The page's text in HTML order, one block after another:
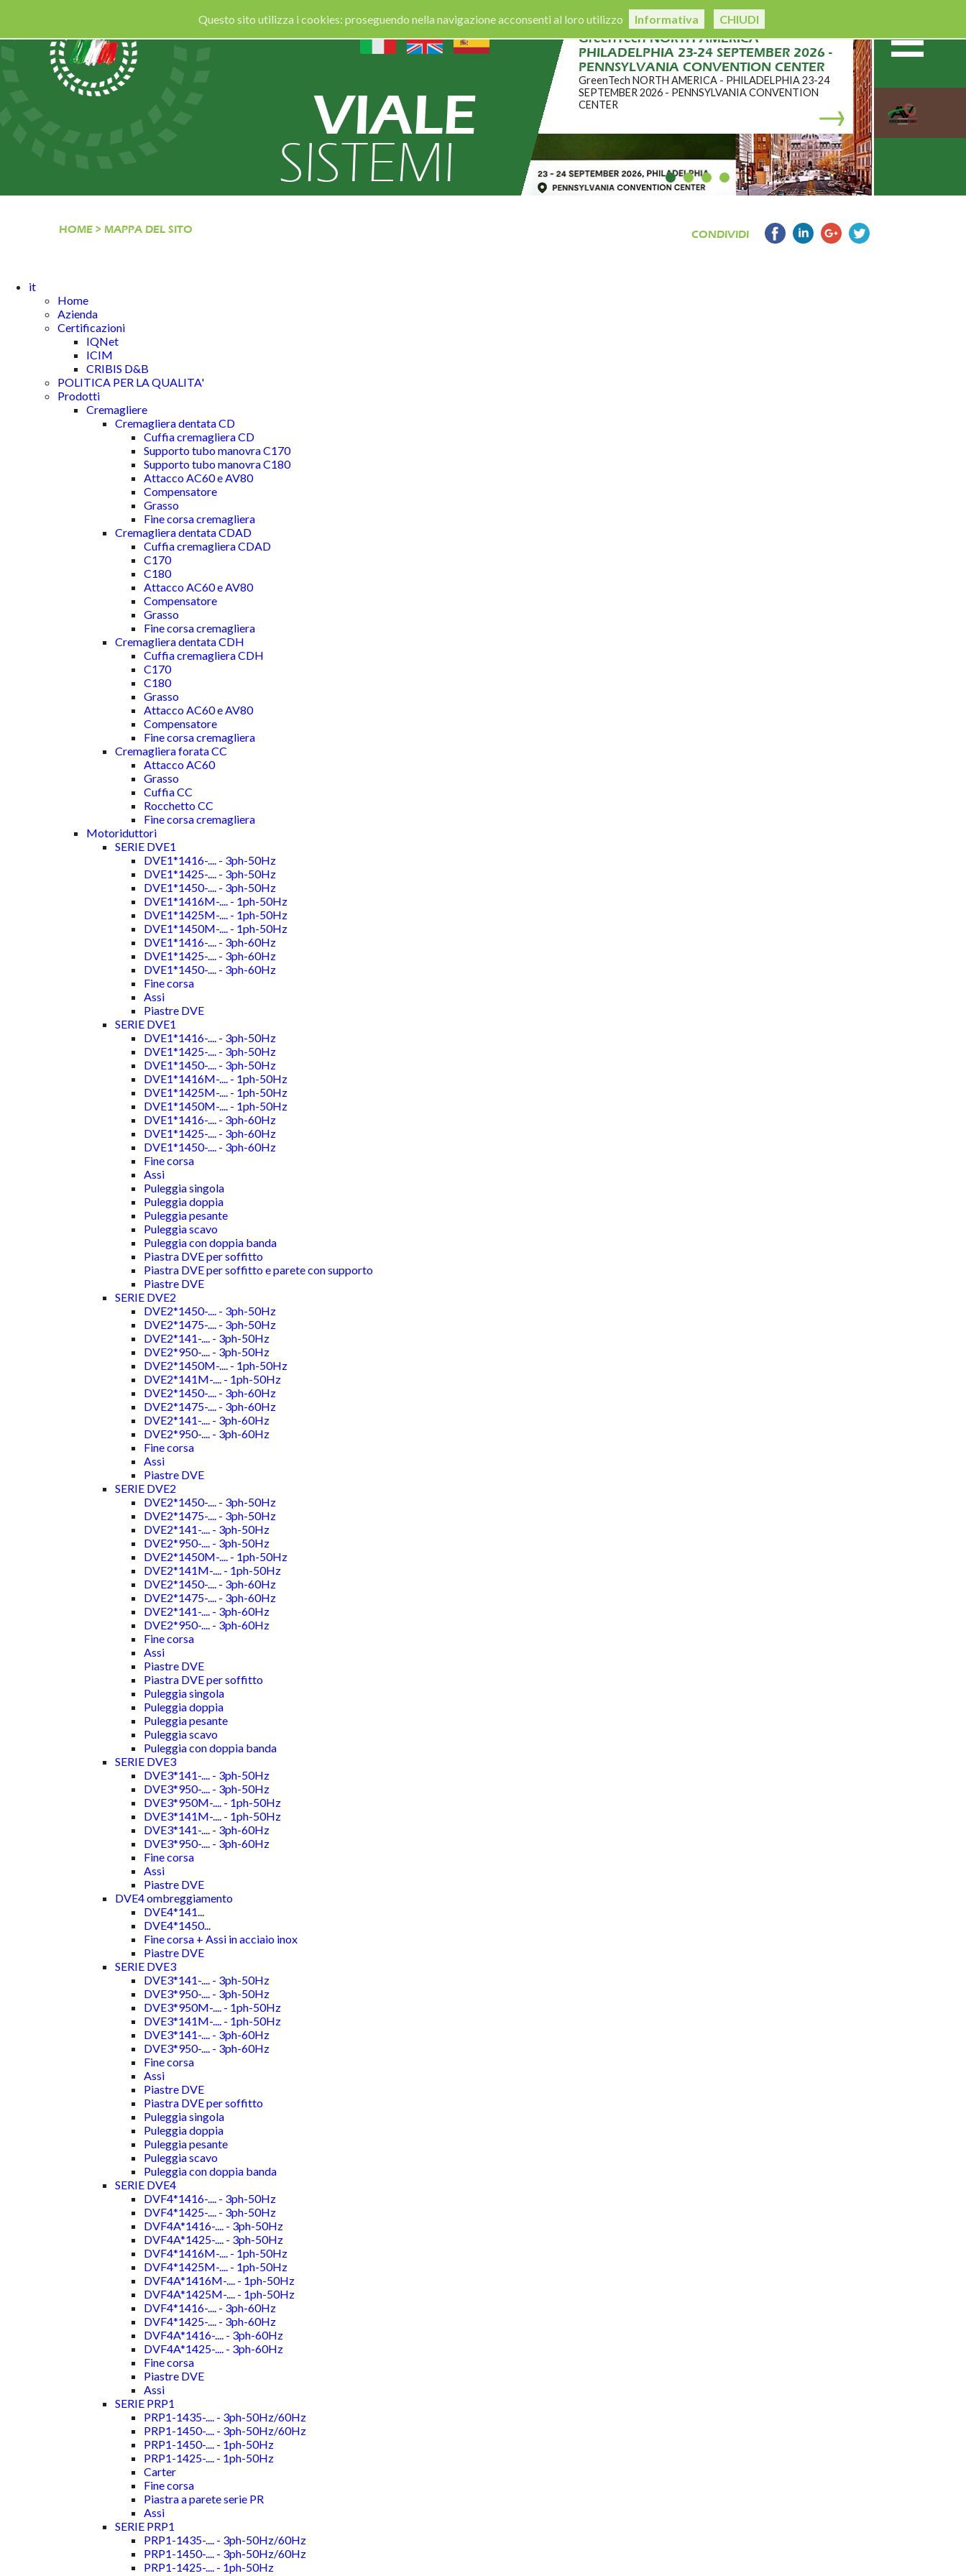
Questo sito utilizza i cookies: proseguendo nella navigazione acconsenti al loro utilizzo Informativa CHIUDI
VIALE
SISTEMI
GreenTech NORTH AMERICA -
PHILADELPHIA 23-24 SEPTEMBER 2026 -
PENNSYLVANIA CONVENTION CENTER
GreenTech NORTH AMERICA - PHILADELPHIA 23-24
SEPTEMBER 2026 - PENNSYLVANIA CONVENTION
CENTER
HOME > MAPPA DEL SITO CONDIVIDI
it
Home
Azienda
Certificazioni
IQNet
ICIM
CRIBIS D&B
POLITICA PER LA QUALITA'
Prodotti
Cremagliere
Cremagliera dentata CD
Cuffia cremagliera CD
Supporto tubo manovra C170
Supporto tubo manovra C180
Attacco AC60 e AV80
Compensatore
Grasso
Fine corsa cremagliera
Cremagliera dentata CDAD
Cuffia cremagliera CDAD
C170
C180
Attacco AC60 e AV80
Compensatore
Grasso
Fine corsa cremagliera
Cremagliera dentata CDH
Cuffia cremagliera CDH
C170
C180
Grasso
Attacco AC60 e AV80
Compensatore
Fine corsa cremagliera
Cremagliera forata CC
Attacco AC60
Grasso
Cuffia CC
Rocchetto CC
Fine corsa cremagliera
Motoriduttori
SERIE DVE1
DVE1*1416-.... - 3ph-50Hz
DVE1*1425-.... - 3ph-50Hz
DVE1*1450-.... - 3ph-50Hz
DVE1*1416M-.... - 1ph-50Hz
DVE1*1425M-.... - 1ph-50Hz
DVE1*1450M-.... - 1ph-50Hz
DVE1*1416-.... - 3ph-60Hz
DVE1*1425-.... - 3ph-60Hz
DVE1*1450-.... - 3ph-60Hz
Fine corsa
Assi
Piastre DVE
SERIE DVE1
DVE1*1416-.... - 3ph-50Hz
DVE1*1425-.... - 3ph-50Hz
DVE1*1450-.... - 3ph-50Hz
DVE1*1416M-.... - 1ph-50Hz
DVE1*1425M-.... - 1ph-50Hz
DVE1*1450M-.... - 1ph-50Hz
DVE1*1416-.... - 3ph-60Hz
DVE1*1425-.... - 3ph-60Hz
DVE1*1450-.... - 3ph-60Hz
Fine corsa
Assi
Puleggia singola
Puleggia doppia
Puleggia pesante
Puleggia scavo
Puleggia con doppia banda
Piastra DVE per soffitto
Piastra DVE per soffitto e parete con supporto
Piastre DVE
SERIE DVE2
DVE2*1450-.... - 3ph-50Hz
DVE2*1475-.... - 3ph-50Hz
DVE2*141-.... - 3ph-50Hz
DVE2*950-.... - 3ph-50Hz
DVE2*1450M-.... - 1ph-50Hz
DVE2*141M-.... - 1ph-50Hz
DVE2*1450-.... - 3ph-60Hz
DVE2*1475-.... - 3ph-60Hz
DVE2*141-.... - 3ph-60Hz
DVE2*950-.... - 3ph-60Hz
Fine corsa
Assi
Piastre DVE
SERIE DVE2
DVE2*1450-.... - 3ph-50Hz
DVE2*1475-.... - 3ph-50Hz
DVE2*141-.... - 3ph-50Hz
DVE2*950-.... - 3ph-50Hz
DVE2*1450M-.... - 1ph-50Hz
DVE2*141M-.... - 1ph-50Hz
DVE2*1450-.... - 3ph-60Hz
DVE2*1475-.... - 3ph-60Hz
DVE2*141-.... - 3ph-60Hz
DVE2*950-.... - 3ph-60Hz
Fine corsa
Assi
Piastre DVE
Piastra DVE per soffitto
Puleggia singola
Puleggia doppia
Puleggia pesante
Puleggia scavo
Puleggia con doppia banda
SERIE DVE3
DVE3*141-.... - 3ph-50Hz
DVE3*950-.... - 3ph-50Hz
DVE3*950M-.... - 1ph-50Hz
DVE3*141M-.... - 1ph-50Hz
DVE3*141-.... - 3ph-60Hz
DVE3*950-.... - 3ph-60Hz
Fine corsa
Assi
Piastre DVE
DVE4 ombreggiamento
DVE4*141...
DVE4*1450...
Fine corsa + Assi in acciaio inox
Piastre DVE
SERIE DVE3
DVE3*141-.... - 3ph-50Hz
DVE3*950-.... - 3ph-50Hz
DVE3*950M-.... - 1ph-50Hz
DVE3*141M-.... - 1ph-50Hz
DVE3*141-.... - 3ph-60Hz
DVE3*950-.... - 3ph-60Hz
Fine corsa
Assi
Piastre DVE
Piastra DVE per soffitto
Puleggia singola
Puleggia doppia
Puleggia pesante
Puleggia scavo
Puleggia con doppia banda
SERIE DVE4
DVF4*1416-.... - 3ph-50Hz
DVF4*1425-.... - 3ph-50Hz
DVF4A*1416-.... - 3ph-50Hz
DVF4A*1425-.... - 3ph-50Hz
DVF4*1416M-.... - 1ph-50Hz
DVF4*1425M-.... - 1ph-50Hz
DVF4A*1416M-.... - 1ph-50Hz
DVF4A*1425M-.... - 1ph-50Hz
DVF4*1416-.... - 3ph-60Hz
DVF4*1425-.... - 3ph-60Hz
DVF4A*1416-.... - 3ph-60Hz
DVF4A*1425-.... - 3ph-60Hz
Fine corsa
Piastre DVE
Assi
SERIE PRP1
PRP1-1435-.... - 3ph-50Hz/60Hz
PRP1-1450-.... - 3ph-50Hz/60Hz
PRP1-1450-.... - 1ph-50Hz
PRP1-1425-.... - 1ph-50Hz
Carter
Fine corsa
Piastra a parete serie PR
Assi
SERIE PRP1
PRP1-1435-.... - 3ph-50Hz/60Hz
PRP1-1450-.... - 3ph-50Hz/60Hz
PRP1-1425-.... - 1ph-50Hz